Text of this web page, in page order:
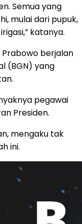
Semua yang
mulai dari pupuk,
katanya.
Prabowo berjalan
(BGN) yang
pegawai
Presiden.
mengaku tak
ini.